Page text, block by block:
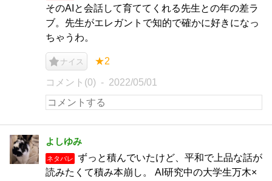
そのAIと会話して育ててくれる先生との年の差ラ
ブ。先生がエレガントで知的で確かに好きになっ
ちゃうわ。
ナイス ★2
コメント(0) 2022/05/01
よしゆみ
ネタバレ
ずっと積んでいたけど、平和で上品な話が
読みたくて積み本崩し。 AI研究中の大学生万木×